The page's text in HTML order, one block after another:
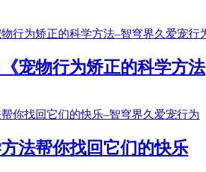
宠物行为矫正的科学方法
法帮你找回它们的快乐